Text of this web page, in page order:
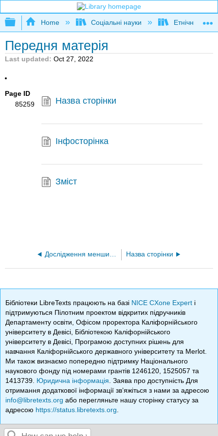
Expand/collapse global hierarchy
Home Соціальні науки Етнічні
Передня матерія
Last updated Oct 27, 2022
Page ID
85259
Назва сторінки
Інфосторінка
Зміст
Дослідження меншин (Dunn) Назва сторінки
Бібліотеки LibreTexts працюють на базі NICE CXone Expert і
підтримуються Пілотним проектом відкритих підручників
Департаменту освіти, Офісом проректора Каліфорнійського
університету в Девісі, Бібліотекою Каліфорнійського
університету в Девісі, Програмою доступних рішень для
навчання Каліфорнійського державного університету та Merlot.
Ми також визнаємо попередню підтримку Національного
наукового фонду під номерами грантів 1246120, 1525057 та
1413739. Юридична інформація . Заява про доступність Для
отримання додаткової інформації зв’яжіться з нами за адресою
info@libretexts.org або перегляньте нашу сторінку статусу за
адресою https://status.libretexts.org